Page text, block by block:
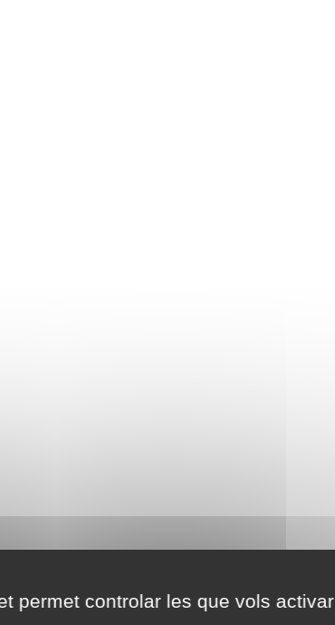
permet controlar les que vols activar